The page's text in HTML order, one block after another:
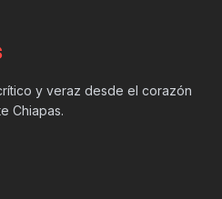
y veraz desde el corazón
Chiapas.